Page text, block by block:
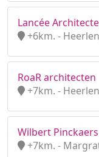
Lancée
+6km. -
RoaR architecten
+7km. -
Wilbert
+7km. -